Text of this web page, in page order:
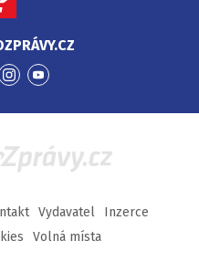
Přejít
Instagram
Přejít
YouTube
Vydavatel
Inzerce
Volná místa